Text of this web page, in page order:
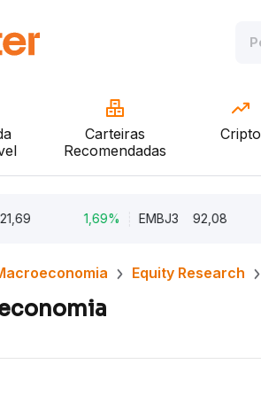
Carteiras
Recomendadas
Cripto
EMBJ3 92,08
Equity Research